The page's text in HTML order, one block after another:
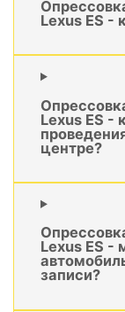
Lexus ES -
Lexus ES -
центре?
Lexus ES -
записи?